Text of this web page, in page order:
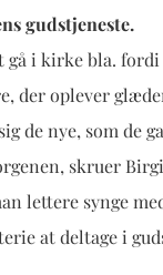
gudstjeneste.
gå i kirke bla.
der oplever
de nye, som de
skruer
lettere synge
at deltage i